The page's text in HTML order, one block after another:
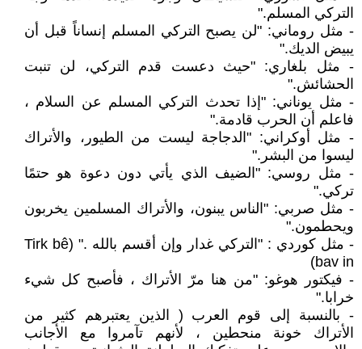
التركي المسلم."
- مثل روماني: "لن يصبح التركي المسلم إنساناً قبل أن
يبيض الديك."
- مثل بلغاري: "حيث دعست قدم التركي، لن تنبت
الحشائش."
- مثل يوناني: "إذا تحدث التركي المسلم عن السلام ،
فاعلم أن الحرب قادمة."
- مثل أوكراني: "الدجاجة ليست من الطيور، والأتراك
ليسوا من البشر."
- مثل روسي: "الضيف الذي يأتي دون دعوة هو حتمًا
تركي."
- مثل صربي: "الناس يبنون، والأتراك المسلمين يخربون
ويحطمون."
- مثل كوردي : "التركي غدار وإن أقسم بالله ." (Tirk bê
bav in)
- فيكتور هوغو: "من هنا مرّ الأتراك ، فأصبح كل شيء
خرابا."
- بالنسبة إلى قوم العرب ( الذين يعتبرهم كثير من
الأتراك خونة منحطين ، لأنهم تآمروا مع الأجانب